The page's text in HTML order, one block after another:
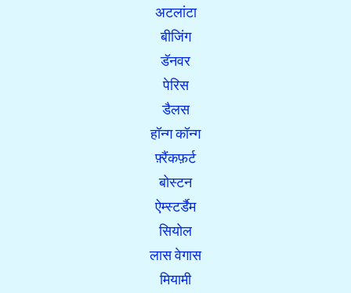
अटलांटा
बीजिंग
डॅनवर
पेरिस
डैलस
हॉन्ग कॉन्ग
फ़्रैंकफ़र्ट
बोस्टन
ऐम्स्टर्डैम
सियोल
लास वेगास
मियामी